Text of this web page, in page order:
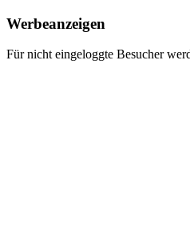
Werbeanzeigen
Für nicht eingeloggte Besucher